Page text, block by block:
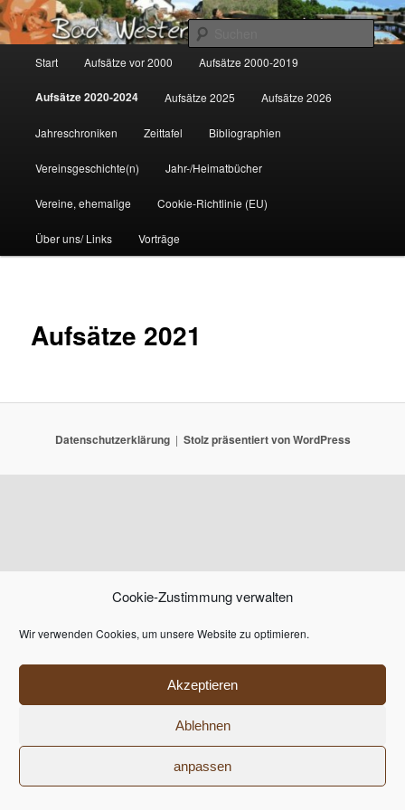
Cookie-Zustimmung verwalten
Wir verwenden Cookies, um unsere Website zu optimieren.
Akzeptieren
Ablehnen
anpassen
Zum
primären
Inhalt
springen
Gemeinsam für Bad Westernkotten
Start Aufsätze vor 2000 Aufsätze 2000-2019
Aufsätze 2020-2024 Aufsätze 2025 Aufsätze 2026
Jahreschroniken Zeittafel Bibliographien
Vereinsgeschichte(n) Jahr-/Heimatbücher
Vereine, ehemalige Cookie-Richtlinie (EU)
Über uns/ Links Vorträge
Aufsätze 2021
Datenschutzerklärung Stolz präsentiert von WordPress